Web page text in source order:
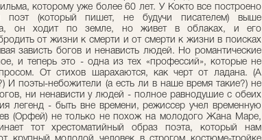
которому уже более 60 лет. У Кокто все построено
(который пишет, не будучи писателем) выше
он ходит по земле, но живет в облаках, и его
от жизни к смерти и от смерти к жизни в поисках
зависть богов и ненависть людей. Но романтические
и теперь это - одна из тех «профессий», которые не
От стихов шарахаются, как черт от ладана. (А
И поэты-небожители (а есть ли в наше время такие?) не
ни ненависти у людей - полное равнодушие с обеих
легенд - быть вне времени, режиссер учел временную
(Орфей) не только не похож на молодого Жана Маре,
тот хрестоматийный образ поэта, который нам